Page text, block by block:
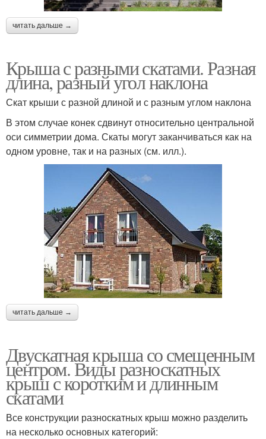
читать дальше →
Крыша с разными скатами. Разная
длина, разный угол наклона
Скат крыши с разной длиной и с разным углом наклона
В этом случае конек сдвинут относительно центральной
оси симметрии дома. Скаты могут заканчиваться как на
одном уровне, так и на разных (см. илл.).
читать дальше →
Двускатная крыша со смещенным
центром. Виды разноскатных
крыш с коротким и длинным
скатами
Все конструкции разноскатных крыш можно разделить
на несколько основных категорий: